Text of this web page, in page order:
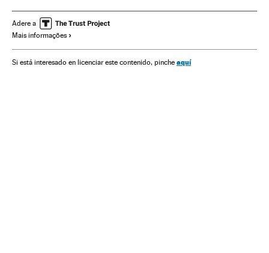
Adere a
Mais informações
Si está interesado en licenciar este contenido, pinche aquí